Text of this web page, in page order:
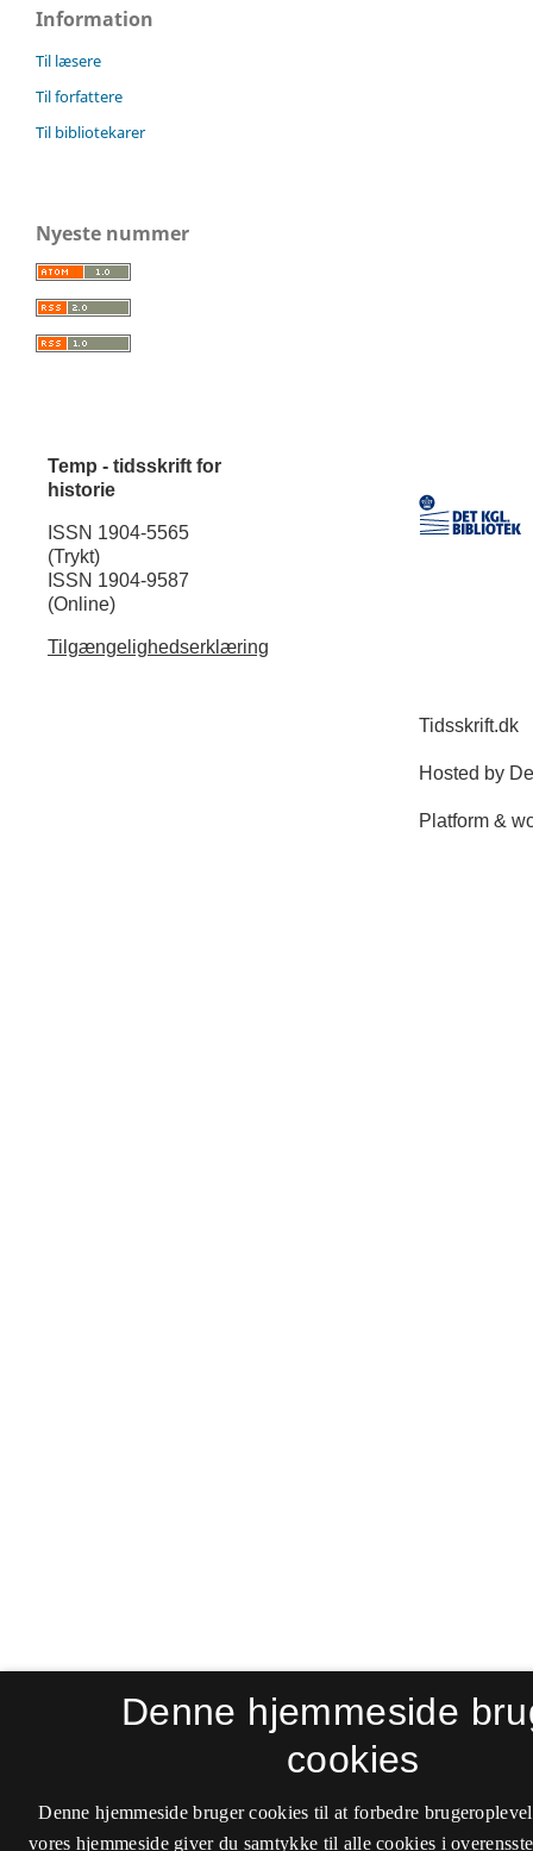
Information
Til læsere
Til forfattere
Til bibliotekarer
Nyeste nummer
Temp - tidsskrift for
historie
ISSN 1904-5565
(Trykt)
ISSN 1904-9587
(Online)
Tilgængelighedserklæring
Denne hjemmeside
cookies
Denne hjemmeside bruger cookies til at forbedre
vores hjemmeside giver du samtykke til alle cookies i